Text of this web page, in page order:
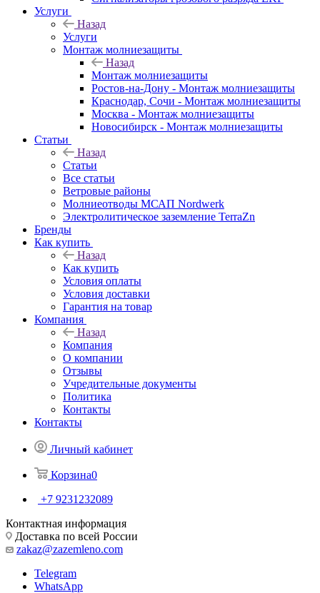
Услуги
Назад
Услуги
Монтаж молниезащиты
Назад
Монтаж молниезащиты
Ростов-на-Дону - Монтаж молниезащиты
Краснодар, Сочи - Монтаж молниезащиты
Москва - Монтаж молниезащиты
Новосибирск - Монтаж молниезащиты
Статьи
Назад
Статьи
Все статьи
Ветровые районы
Молниеотводы МСАП Nordwerk
Электролитическое заземление TerraZn
Бренды
Как купить
Назад
Как купить
Условия оплаты
Условия доставки
Гарантия на товар
Компания
Назад
Компания
О компании
Отзывы
Учредительные документы
Политика
Контакты
Контакты
Личный кабинет
Корзина0
+7 9231232089
Контактная информация
Доставка по всей России
zakaz@zazemleno.com
Telegram
WhatsApp